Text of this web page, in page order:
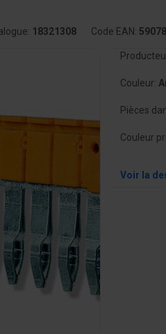
18321308 Code EAN:
Couleur:
Pièces
Couleur
Voir la